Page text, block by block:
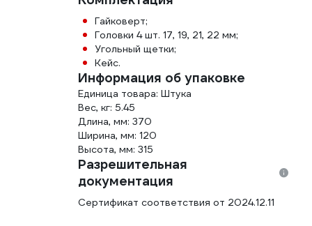
Гайковерт;
Головки 4 шт. 17, 19, 21, 22 мм;
Угольный щетки;
Кейс.
Информация об упаковке
Единица товара: Штука
Вес, кг: 5.45
Длина, мм: 370
Ширина, мм: 120
Высота, мм: 315
Разрешительная
документация
Сертификат соответствия от 2024.12.11